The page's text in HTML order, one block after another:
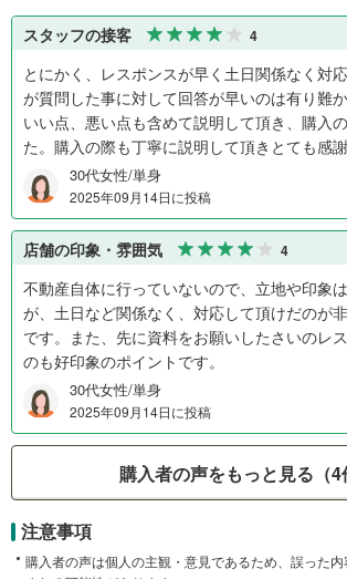
スタッフの接客 4
とにかく、レスポンスが早く土日関係なく対
が質問した事に対して回答が早いのは有り難か
いい点、悪い点も含めて説明して頂き、購入
た。購入の際も丁寧に説明して頂きとても感謝
30代女性/単身
2025年09月14日に投稿
店舗の印象・雰囲気 4
不動産自体に行っていないので、立地や印象
が、土日など関係なく、対応して頂けだのが
です。また、先に資料をお願いしたさいのレ
のも好印象のポイントです。
30代女性/単身
2025年09月14日に投稿
購入者の声をもっと見る（4
注意事項
購入者の声は個人の主観・意見であるため、誤った